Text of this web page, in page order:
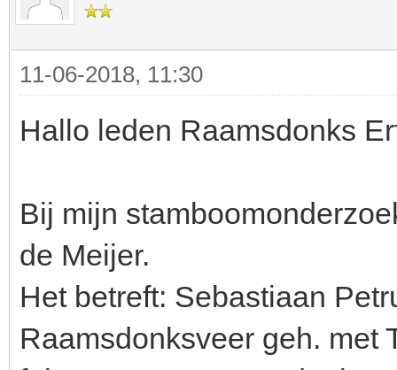
11-06-2018, 11:30
Hallo leden Raamsdonks
Bij mijn
de Meijer.
Het betreft: Sebastiaan
Raamsdonksveer geh. met